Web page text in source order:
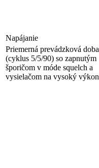
Napájanie
Priemerná prevádzková doba
(cyklus 5/5/90) so zapnutým
šporičom v móde squelch a
vysielačom na vysoký výkon